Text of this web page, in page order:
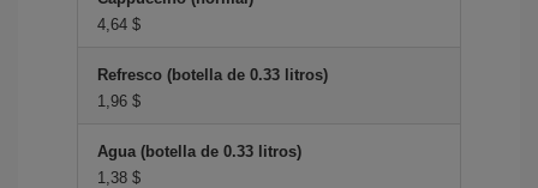
4,64 $
Refresco (botella de 0.33 litros)
1,96 $
Agua (botella de 0.33 litros)
1,38 $